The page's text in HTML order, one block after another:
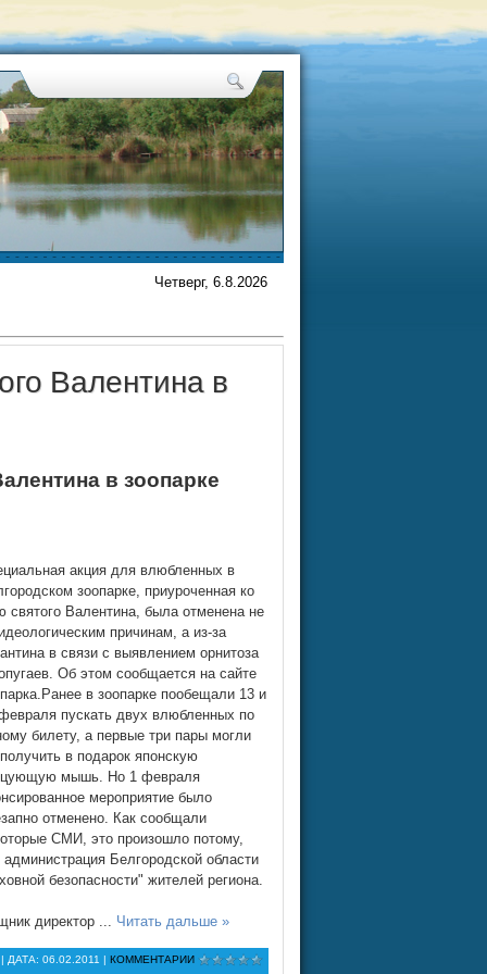
Четверг, 6.8.2026
Валентина в
в зоопарке
акция для влюбленных в
зоопарке, приуроченная ко
святого Валентина, была отменена не
причинам, а из-за
в связи с выявлением орнитоза
Об этом сообщается на сайте
в зоопарке пообещали 13 и
пускать двух влюбленных по
билету, а первые три пары могли
в подарок японскую
мышь. Но 1 февраля
мероприятие было
отменено. Как сообщали
СМИ, это произошло потому,
администрация Белгородской области
безопасности" жителей региона.
директор ... Читать дальше »
ДАТА: 06.02.2011 | КОММЕНТАРИИ